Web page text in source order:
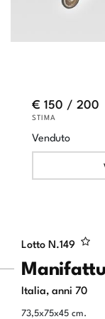
Lotto N.149
Italia, anni 70
73,5x75x45 cm.
€ 150 / 200
STIMA
Venduto